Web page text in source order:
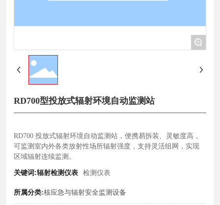
+
RD700型投放式辐射环境自动监测站
RD700 投放式辐射环境自动监测站，便携易拆装、灵敏度高，
可监测室内外各类放射性场所辐射强度，支持灵活组网，实现
关键词:辐射检测仪表 检测仪表
所属分类:核应急与辐射安全监测设备